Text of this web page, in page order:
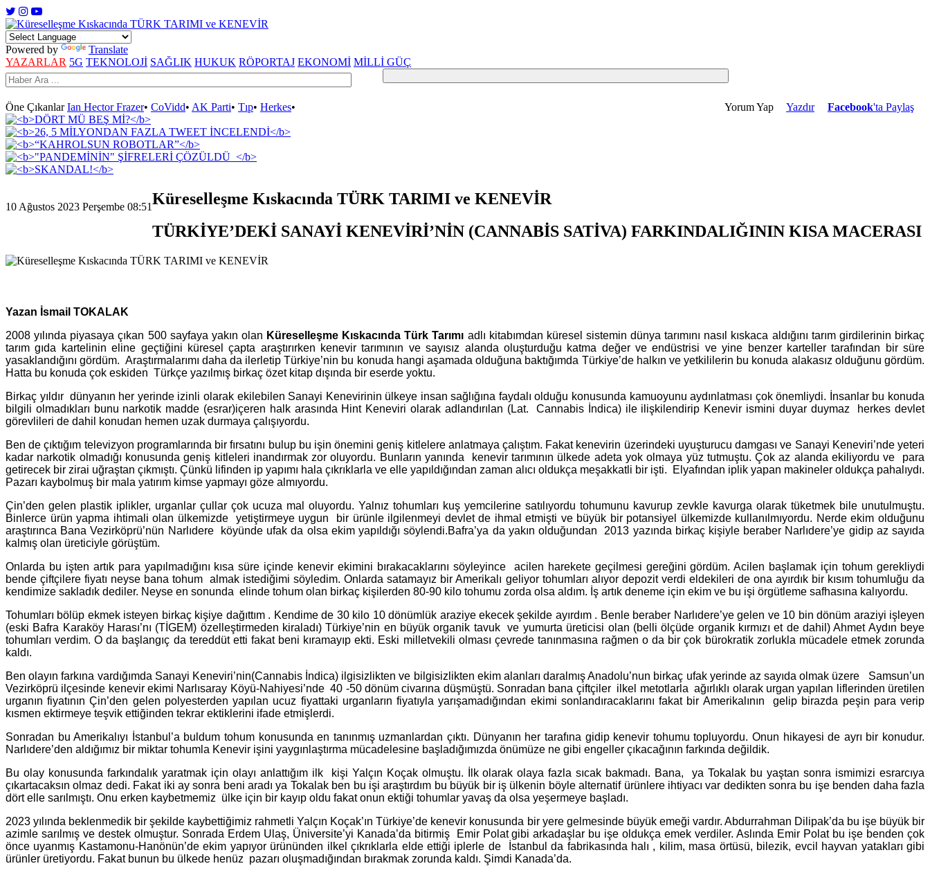
Powered by
Translate
YAZARLAR 5G TEKNOLOJİ SAĞLIK HUKUK RÖPORTAJ EKONOMİ MİLLİ GÜÇ
Yorum Yap Yazdır Facebook'ta Paylaş
Öne Çıkanlar Ian Hector Frazer• CoVidd• AK Parti• Tıp• Herkes•
10 Ağustos 2023 Perşembe 08:51Küreselleşme Kıskacında TÜRK TARIMI ve KENEVİR
TÜRKİYE’DEKİ SANAYİ KENEVİRİ’NİN (CANNABİS SATİVA) FARKINDALIĞININ KISA MACERASI
Yazan İsmail TOKALAK
2008 yılında piyasaya çıkan 500 sayfaya yakın olan Küreselleşme Kıskacında Türk Tarımı adlı kitabımdan küresel sistemin dünya tarımını nasıl kıskaca aldığını tarım girdilerinin birkaç
tarım gıda kartelinin eline geçtiğini küresel çapta araştırırken kenevir tarımının ve sayısız alanda oluşturduğu katma değer ve endüstrisi ve yine benzer karteller tarafından bir süre
yasaklandığını gördüm. Araştırmalarımı daha da ilerletip Türkiye’nin bu konuda hangi aşamada olduğuna baktığımda Türkiye’de halkın ve yetkililerin bu konuda alakasız olduğunu gördüm.
Hatta bu konuda çok eskiden Türkçe yazılmış birkaç özet kitap dışında bir eserde yoktu.
Birkaç yıldır dünyanın her yerinde izinli olarak ekilebilen Sanayi Kenevirinin ülkeye insan sağlığına faydalı olduğu konusunda kamuoyunu aydınlatması çok önemliydi. İnsanlar bu konuda
bilgili olmadıkları bunu narkotik madde (esrar)içeren halk arasında Hint Keneviri olarak adlandırılan (Lat. Cannabis İndica) ile ilişkilendirip Kenevir ismini duyar duymaz herkes devlet
görevlileri de dahil konudan hemen uzak durmaya çalışıyordu.
Ben de çıktığım televizyon programlarında bir fırsatını bulup bu işin önemini geniş kitlelere anlatmaya çalıştım. Fakat kenevirin üzerindeki uyuşturucu damgası ve Sanayi Keneviri’nde yeteri
kadar narkotik olmadığı konusunda geniş kitleleri inandırmak zor oluyordu. Bunların yanında kenevir tarımının ülkede adeta yok olmaya yüz tutmuştu. Çok az alanda ekiliyordu ve para
getirecek bir zirai uğraştan çıkmıştı. Çünkü lifinden ip yapımı hala çıkrıklarla ve elle yapıldığından zaman alıcı oldukça meşakkatli bir işti. Elyafından iplik yapan makineler oldukça pahalıydı.
Pazarı kaybolmuş bir mala yatırım kimse yapmayı göze almıyordu.
Çin’den gelen plastik iplikler, urganlar çullar çok ucuza mal oluyordu. Yalnız tohumları kuş yemcilerine satılıyordu tohumunu kavurup zevkle kavurga olarak tüketmek bile unutulmuştu.
Binlerce ürün yapma ihtimali olan ülkemizde yetiştirmeye uygun bir ürünle ilgilenmeyi devlet de ihmal etmişti ve büyük bir potansiyel ülkemizde kullanılmıyordu. Nerde ekim olduğunu
araştırınca Bana Vezirköprü’nün Narlıdere köyünde ufak da olsa ekim yapıldığı söylendi.Bafra’ya da yakın olduğundan 2013 yazında birkaç kişiyle beraber Narlıdere’ye gidip az sayıda
kalmış olan üreticiyle görüştüm.
Onlarda bu işten artık para yapılmadığını kısa süre içinde kenevir ekimini bırakacaklarını söyleyince acilen harekete geçilmesi gereğini gördüm. Acilen başlamak için tohum gerekliydi
bende çiftçilere fiyatı neyse bana tohum almak istediğimi söyledim. Onlarda satamayız bir Amerikalı geliyor tohumları alıyor depozit verdi eldekileri de ona ayırdık bir kısım tohumluğu da
kendimize sakladık dediler. Neyse en sonunda elinde tohum olan birkaç kişilerden 80-90 kilo tohumu zorda olsa aldım. İş artık deneme için ekim ve bu işi örgütleme safhasına kalıyordu.
Tohumları bölüp ekmek isteyen birkaç kişiye dağıttım . Kendime de 30 kilo 10 dönümlük araziye ekecek şekilde ayırdım . Benle beraber Narlıdere’ye gelen ve 10 bin dönüm araziyi işleyen
(eski Bafra Karaköy Harası’nı (TİGEM) özelleştirmeden kiraladı) Türkiye’nin en büyük organik tavuk ve yumurta üreticisi olan (belli ölçüde organik kırmızı et de dahil) Ahmet Aydın beye
tohumları verdim. O da başlangıç da tereddüt etti fakat beni kıramayıp ekti. Eski milletvekili olması çevrede tanınmasına rağmen o da bir çok bürokratik zorlukla mücadele etmek zorunda
kaldı.
Ben olayın farkına vardığımda Sanayi Keneviri’nin(Cannabis İndica) ilgisizlikten ve bilgisizlikten ekim alanları daralmış Anadolu’nun birkaç ufak yerinde az sayıda olmak üzere Samsun’un
Vezirköprü ilçesinde kenevir ekimi Narlısaray Köyü-Nahiyesi’nde 40 -50 dönüm civarına düşmüştü. Sonradan bana çiftçiler ilkel metotlarla ağırlıklı olarak urgan yapılan liflerinden üretilen
urganın fiyatının Çin’den gelen polyesterden yapılan ucuz fiyattaki urganların fiyatıyla yarışamadığından ekimi sonlandıracaklarını fakat bir Amerikalının gelip birazda peşin para verip
kısmen ektirmeye teşvik ettiğinden tekrar ektiklerini ifade etmişlerdi.
Sonradan bu Amerikalıyı İstanbul’a buldum tohum konusunda en tanınmış uzmanlardan çıktı. Dünyanın her tarafına gidip kenevir tohumu topluyordu. Onun hikayesi de ayrı bir konudur.
Narlıdere’den aldığımız bir miktar tohumla Kenevir işini yaygınlaştırma mücadelesine başladığımızda önümüze ne gibi engeller çıkacağının farkında değildik.
Bu olay konusunda farkındalık yaratmak için olayı anlattığım ilk kişi Yalçın Koçak olmuştu. İlk olarak olaya fazla sıcak bakmadı. Bana, ya Tokalak bu yaştan sonra ismimizi esrarcıya
çıkartacaksın olmaz dedi. Fakat iki ay sonra beni aradı ya Tokalak ben bu işi araştırdım bu büyük bir iş ülkenin böyle alternatif ürünlere ihtiyacı var dedikten sonra bu işe benden daha fazla
dört elle sarılmıştı. Onu erken kaybetmemiz ülke için bir kayıp oldu fakat onun ektiği tohumlar yavaş da olsa yeşermeye başladı.
2023 yılında beklenmedik bir şekilde kaybettiğimiz rahmetli Yalçın Koçak’ın Türkiye’de kenevir konusunda bir yere gelmesinde büyük emeği vardır. Abdurrahman Dilipak’da bu işe büyük bir
azimle sarılmış ve destek olmuştur. Sonrada Erdem Ulaş, Üniversite’yi Kanada’da bitirmiş Emir Polat gibi arkadaşlar bu işe oldukça emek verdiler. Aslında Emir Polat bu işe benden çok
önce uyanmış Kastamonu-Hanönün’de ekim yapıyor ürününden ilkel çıkrıklarla elde ettiği iplerle de İstanbul da fabrikasında halı , kilim, masa örtüsü, bilezik, evcil hayvan yatakları gibi
ürünler üretiyordu. Fakat bunun bu ülkede henüz pazarı oluşmadığından bırakmak zorunda kaldı. Şimdi Kanada’da.